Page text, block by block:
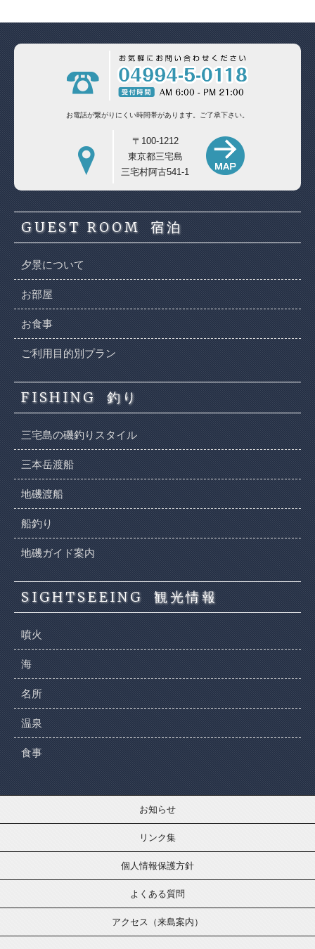
お電話が繋がりにくい時間帯があります。 ご了承下さい。
〒100-1212
東京都三宅島
三宅村阿古541-1
GUEST ROOM 宿泊
夕景について
お部屋
お食事
ご利用目的別プラン
FISHING 釣り
三宅島の磯釣りスタイル
三本岳渡船
地磯渡船
船釣り
地磯ガイド案内
SIGHTSEEING 観光情報
噴火
海
名所
温泉
食事
お知らせ
リンク集
個人情報保護方針
よくある質問
アクセス（来島案内）